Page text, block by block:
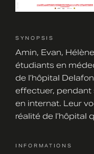
SYNOPSIS
Amin, Evan,
étudiants en
de l’hôpital
effectuer, pendant
en internat. Leur
réalité de l’hôpital
INFORMATIONS